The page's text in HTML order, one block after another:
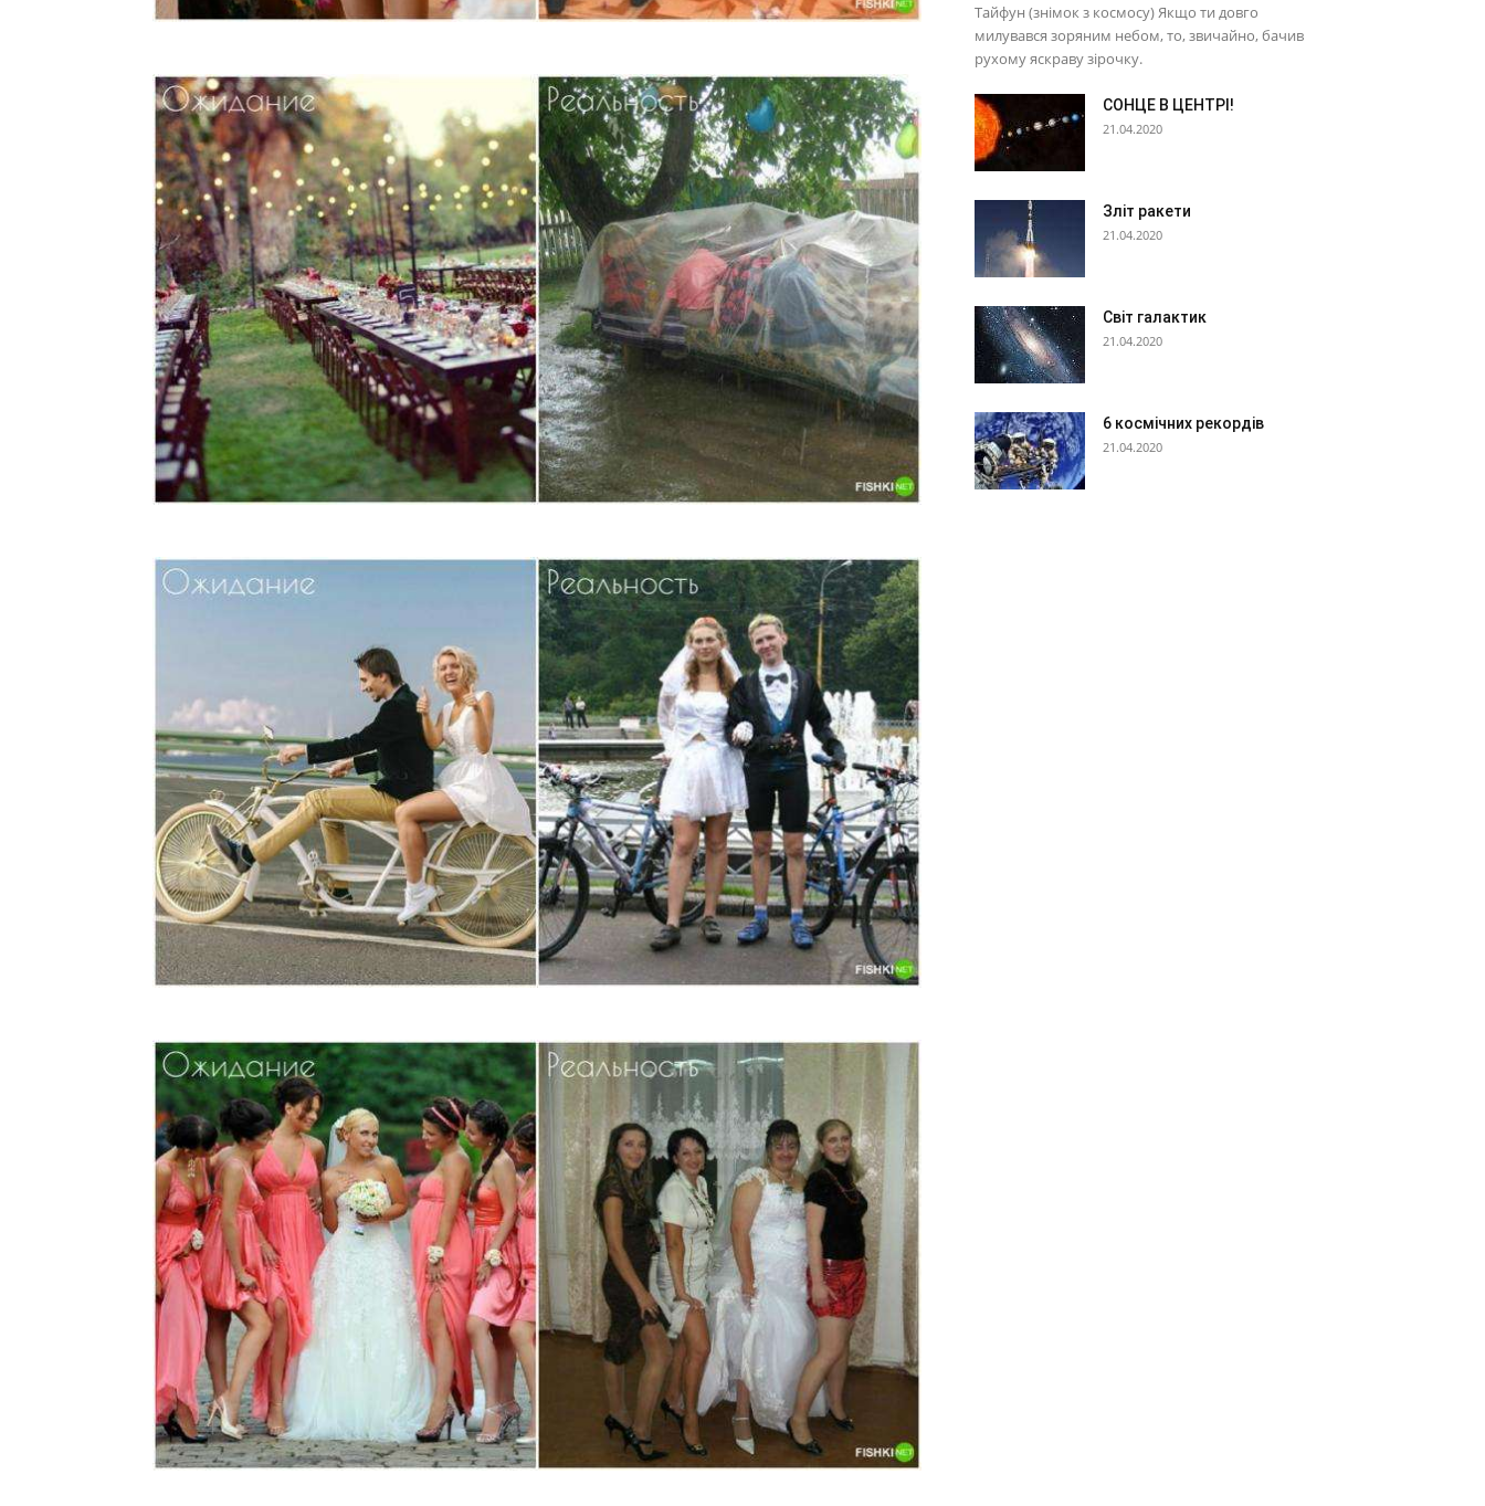
Тайфун (знімок з космосу) Якщо ти довго
милувався зоряним небом, то, звичайно, бачив
рухому яскраву зірочку.
СОНЦЕ В ЦЕНТРІ!
21.04.2020
Зліт ракети
21.04.2020
Світ галактик
21.04.2020
6 космічних рекордів
21.04.2020